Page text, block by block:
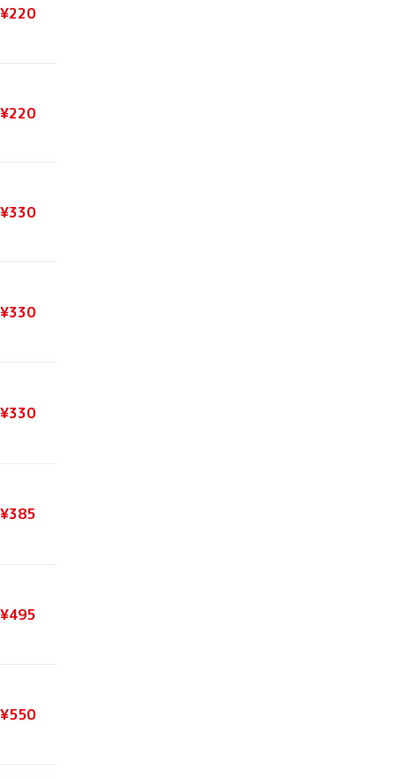
¥220
¥220
¥330
¥330
¥330
¥385
¥495
¥550